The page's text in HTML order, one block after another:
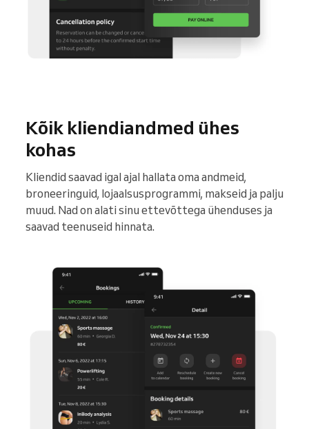
Kõik kliendiandmed ühes
kohas
Kliendid saavad igal ajal hallata oma andmeid,
broneeringuid, lojaalsusprogrammi, makseid ja palju
muud. Nad on alati sinu ettevõttega ühenduses ja
saavad teenuseid hinnata.